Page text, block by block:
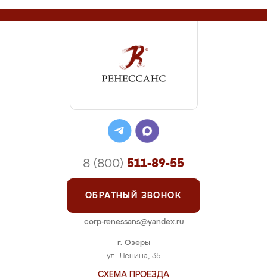
г. Озеры
ул. Ленина, 35
СХЕМА ПРОЕЗДА
8 (800) 511-89-55
ОБРАТНЫЙ ЗВОНОК
corp-renessans@yandex.ru